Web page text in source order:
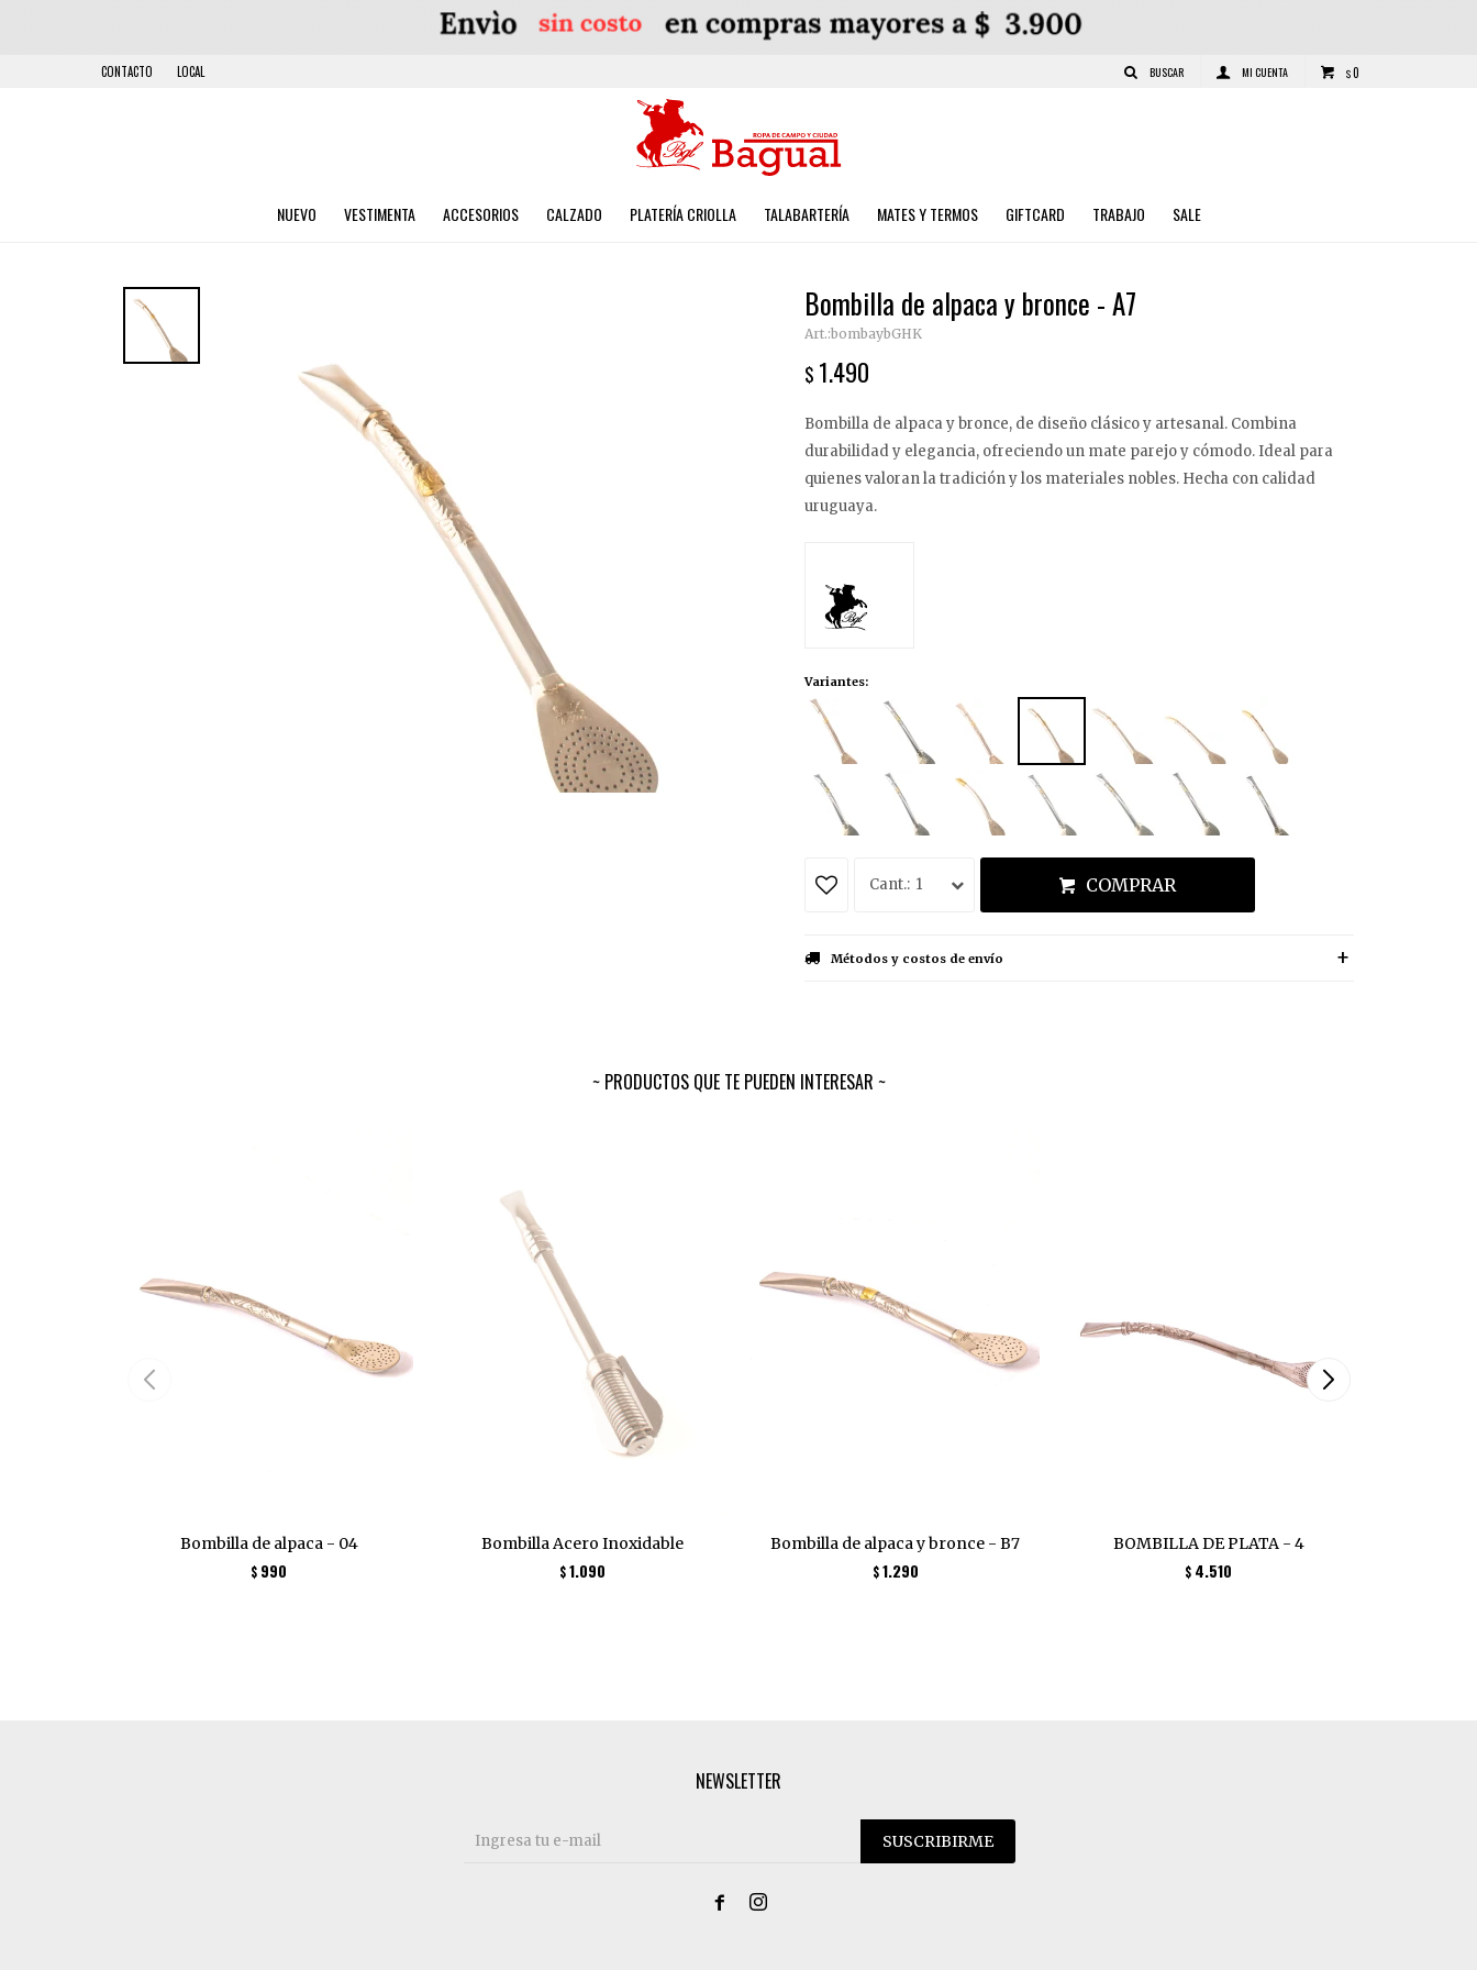
NUEVO VESTIMENTA ACCESORIOS CALZADO PLATERÍA CRIOLLA TALABARTERÍA MATES Y TERMOS GIFTCARD TRABAJO SALE
$0
CONTACTO LOCAL
Bombilla de alpaca y bronce - A7
bombaybGHK
$ 1.490
Bombilla de alpaca y bronce, de diseño clásico y artesanal. Combina
durabilidad y elegancia, ofreciendo un mate parejo y cómodo. Ideal para
quienes valoran la tradición y los materiales nobles. Hecha con calidad
uruguaya.
Variantes:
1 COMPRAR
Métodos y costos de envío
PRODUCTOS QUE TE PUEDEN INTERESAR
Bombilla de alpaca - 04
$ 990
Bombilla Acero Inoxidable
$ 1.090
Bombilla de alpaca y bronce - B7
$ 1.290
BOMBILLA DE PLATA - 4
$ 4.510
NEWSLETTER
SUSCRIBIRME
 